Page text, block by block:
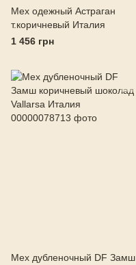
Мех одежный Астраган
т.коричневый Италия
1 456 грн
Мех дубленочный DF Замш